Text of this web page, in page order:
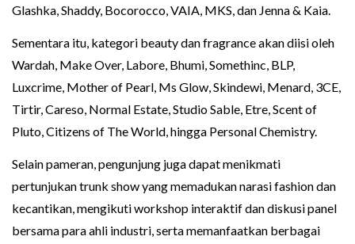
Glashka, Shaddy, Bocorocco, VAIA, MKS, dan Jenna & Kaia.
Sementara itu, kategori beauty dan fragrance akan diisi oleh
Wardah, Make Over, Labore, Bhumi, Somethinc, BLP,
Luxcrime, Mother of Pearl, Ms Glow, Skindewi, Menard, 3CE,
Tirtir, Careso, Normal Estate, Studio Sable, Etre, Scent of
Pluto, Citizens of The World, hingga Personal Chemistry.
Selain pameran, pengunjung juga dapat menikmati
pertunjukan trunk show yang memadukan narasi fashion dan
kecantikan, mengikuti workshop interaktif dan diskusi panel
bersama para ahli industri, serta memanfaatkan berbagai